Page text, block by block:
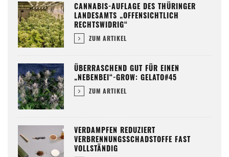
CANNABIS-AUFLAGE DES THÜRINGER
LANDESAMTS „OFFENSICHTLICH
RECHTSWIDRIG“
ZUM ARTIKEL
ÜBERRASCHEND GUT FÜR EINEN
„NEBENBEI“-GROW: GELATO#45
ZUM ARTIKEL
VERDAMPFEN REDUZIERT
VERBRENNUNGSSCHADSTOFFE FAST
VOLLSTÄNDIG